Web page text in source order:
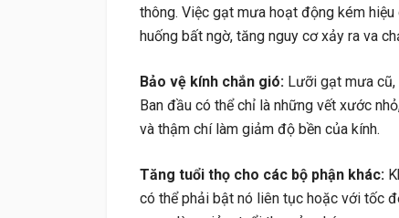
thông. Việc gạt mưa hoạt động kém
huống bất ngờ, tăng nguy cơ xảy ra va
Bảo vệ kính chắn gió: Lưỡi gạt mưa cũ,
Ban đầu có thể chỉ là những vết xước
và thậm chí làm giảm độ bền của kính.
Tăng tuổi thọ cho các bộ phận khác:
có thể phải bật nó liên tục hoặc với tốc